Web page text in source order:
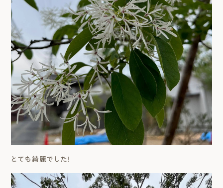
とても綺麗でした！